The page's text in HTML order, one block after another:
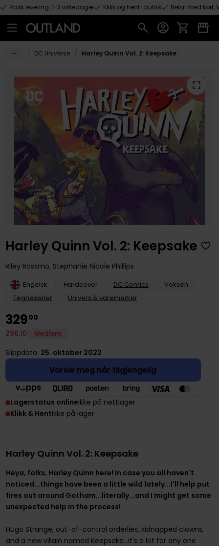
Hopp til hovedinnhold
Rask levering: 1-3 virkedager Klikk og hent i butikk Betal med kort,
DC Universe Harley Quinn Vol. 2: Keepsake
Harley Quinn Vol. 2: Keepsake
Riley Rossmo, Stephanie Nicole Phillips
Engelsk Hardcover DC Comics
Voksen
Tegneserier
Univers & varemerker
32900
296,10 Medlem
Slippdato: 25. oktober 2022
Varsle meg når tilgjengelig
Lagerstatus onlineIkke på nettlager
Klikk & HentIkke på lager
Harley Quinn Vol. 2: Keepsake
Heya, folks, Harley Quinn here! In case you all haven't
noticed...things have been a little wild lately...I'll help put
fires out around Gotham...literally...and I might get some
unexpected help in the process!
Hugo Strange, out-of-control orderlies, kidnapped clowns,
and a new villain named Keepsake...it's a lot for any one